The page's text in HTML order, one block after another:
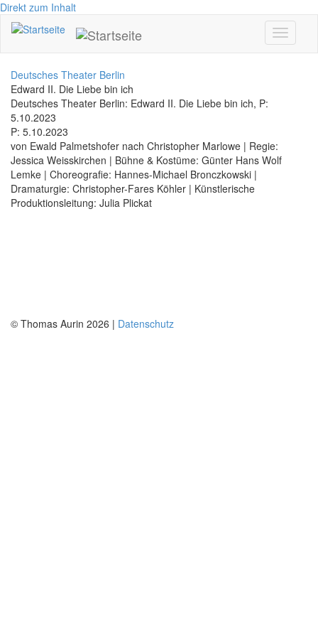
Direkt zum Inhalt
Toggle
Deutsches Theater Berlin
Edward II. Die Liebe bin ich
Deutsches Theater Berlin: Edward II. Die Liebe bin ich, P:
5.10.2023
P: 5.10.2023
von Ewald Palmetshofer nach Christopher Marlowe | Regie:
Jessica Weisskirchen | Bühne & Kostüme: Günter Hans Wolf
Lemke | Choreografie: Hannes-Michael Bronczkowski |
Dramaturgie: Christopher-Fares Köhler | Künstlerische
Produktionsleitung: Julia Plickat
© Thomas Aurin 2026 | Datenschutz